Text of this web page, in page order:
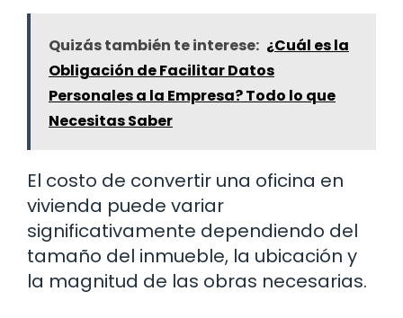
Quizás también te interese: ¿Cuál es la
Obligación de Facilitar Datos
Personales a la Empresa? Todo lo que
Necesitas Saber
El costo de convertir una oficina en
vivienda puede variar
significativamente dependiendo del
tamaño del inmueble, la ubicación y
la magnitud de las obras necesarias.